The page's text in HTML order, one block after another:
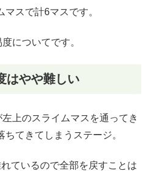
スで計6マスです。
についてです。
はやや難しい
上のスライムマスを通ってき
てきてしまうステージ。
ているので全部を戻すことは